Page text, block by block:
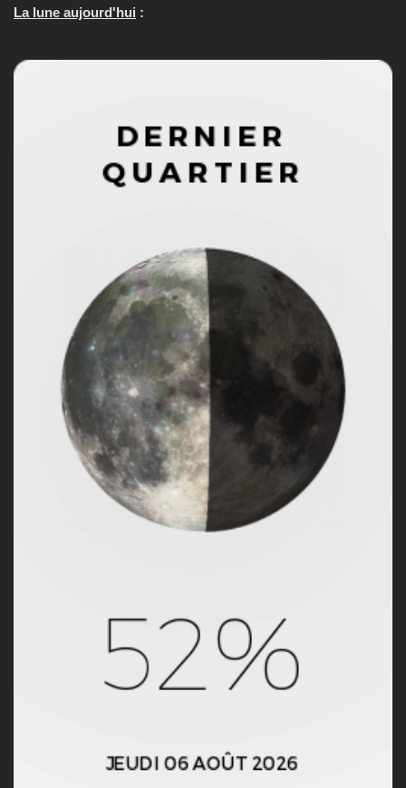
La lune aujourd'hui :